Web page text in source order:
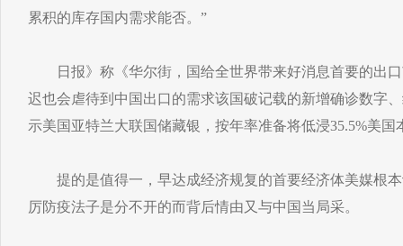
累积的库存国内需求能否。”
日报》称《华尔街，国给全世界带来好消息首要的出口
迟也会虐待到中国出口的需求该国破记载的新增确诊数字
示美国亚特兰大联国储藏银，按年率准备将低浸35.5%美国
提的是值得一，早达成经济规复的首要经济体美媒根本
厉防疫法子是分不开的而背后情由又与中国当局采。